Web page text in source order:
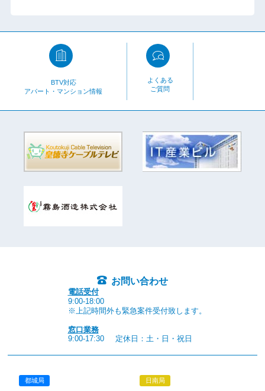
BTV対応
アパート・マンション情報
よくある
ご質問
お問い合わせ
電話受付
9:00-18:00
※上記時間外も緊急案件受付致します。
窓口業務
9:00-17:30
定休日：土・日・祝日
都城局 日南局